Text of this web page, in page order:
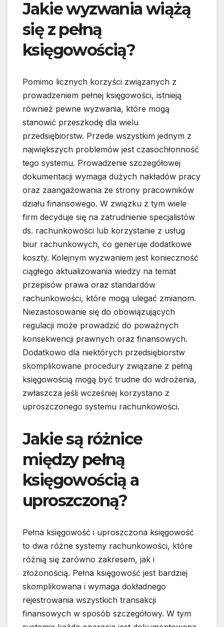
Jakie wyzwania wiążą
się z pełną
księgowością?
Pomimo licznych korzyści związanych z
prowadzeniem pełnej księgowości, istnieją
również pewne wyzwania, które mogą
stanowić przeszkodę dla wielu
przedsiębiorstw. Przede wszystkim jednym z
największych problemów jest czasochłonność
tego systemu. Prowadzenie szczegółowej
dokumentacji wymaga dużych nakładów pracy
oraz zaangażowania ze strony pracowników
działu finansowego. W związku z tym wiele
firm decyduje się na zatrudnienie specjalistów
ds. rachunkowości lub korzystanie z usług
biur rachunkowych, co generuje dodatkowe
koszty. Kolejnym wyzwaniem jest konieczność
ciągłego aktualizowania wiedzy na temat
przepisów prawa oraz standardów
rachunkowości, które mogą ulegać zmianom.
Niezastosowanie się do obowiązujących
regulacji może prowadzić do poważnych
konsekwencji prawnych oraz finansowych.
Dodatkowo dla niektórych przedsiębiorstw
skomplikowane procedury związane z pełną
księgowością mogą być trudne do wdrożenia,
zwłaszcza jeśli wcześniej korzystano z
uproszczonego systemu rachunkowości.
Jakie są różnice
między pełną
księgowością a
uproszczoną?
Pełna księgowość i uproszczona księgowość
to dwa różne systemy rachunkowości, które
różnią się zarówno zakresem, jak i
złożonością. Pełna księgowość jest bardziej
skomplikowana i wymaga dokładnego
rejestrowania wszystkich transakcji
finansowych w sposób szczegółowy. W tym